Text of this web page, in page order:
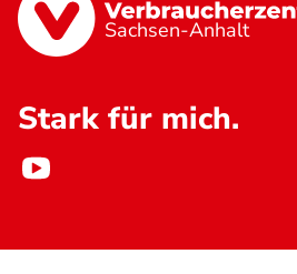
Sachsen-Anhalt
Stark für mich.